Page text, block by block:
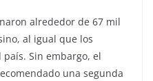
alrededor de 67 mil
al igual que los
Sin embargo, el
una segunda